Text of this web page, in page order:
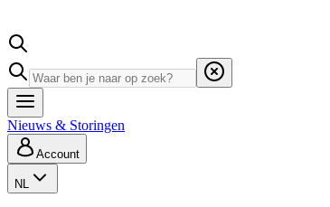
Nieuws & Storingen
Account
NL